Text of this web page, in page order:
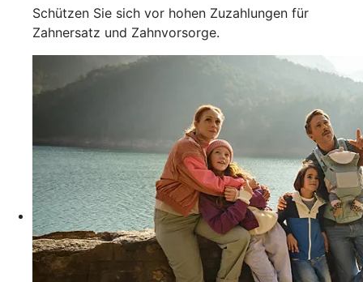
Schützen Sie sich vor hohen Zuzahlungen für
Zahnersatz und Zahnvorsorge.